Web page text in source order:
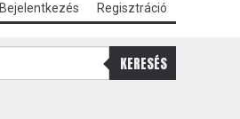
Bejelentkezés Regisztráció
KERESÉS